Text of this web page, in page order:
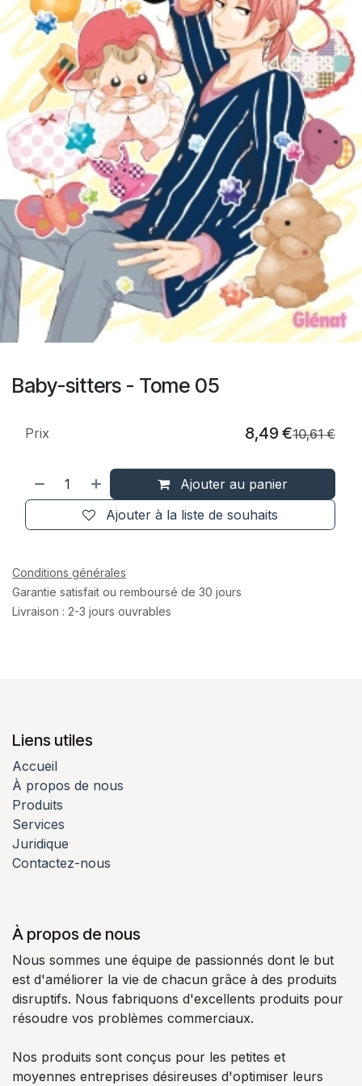
Baby-sitters - Tome 05
Ajouter au panier
Ajouter à la liste de souhaits
Prix 8,49€10,61€
Conditions générales
Garantie satisfait ou remboursé de 30 jours
Livraison : 2-3 jours ouvrables
Liens utiles
Accueil
À propos de nous
Produits
Services
Juridique
Contactez-nous
À propos de nous
Nous sommes une équipe de passionnés dont le but
est d'améliorer la vie de chacun grâce à des produits
disruptifs. Nous fabriquons d'excellents produits pour
résoudre vos problèmes commerciaux.
Nos produits sont conçus pour les petites et
moyennes entreprises désireuses d'optimiser leurs